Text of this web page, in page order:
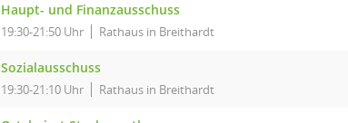
Haupt- und Finanzausschuss
19:30-21:50 Uhr Rathaus in Breithardt
Sozialausschuss
19:30-21:10 Uhr Rathaus in Breithardt